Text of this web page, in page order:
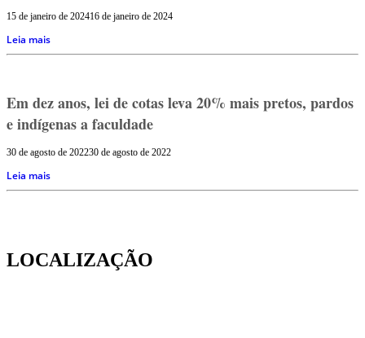
15 de janeiro de 202416 de janeiro de 2024
Leia mais
Em dez anos, lei de cotas leva 20% mais pretos, pardos
e indígenas a faculdade
30 de agosto de 202230 de agosto de 2022
Leia mais
LOCALIZAÇÃO